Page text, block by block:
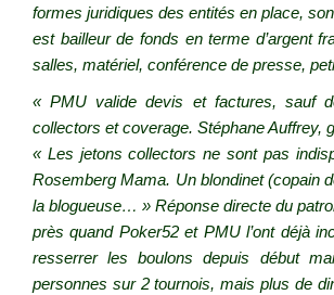
formes juridiques des entités en place,
est bailleur de fonds en terme d’argent
salles, matériel, conférence de presse,
« PMU valide devis et factures, sauf
collectors et coverage. Stéphane Auffrey,
« Les jetons collectors ne sont pas
Rosemberg Mama. Un blondinet (copain
la blogueuse… » Réponse directe du
près quand Poker52 et PMU l’ont déjà
resserrer les boulons depuis début
personnes sur 2 tournois, mais plus de